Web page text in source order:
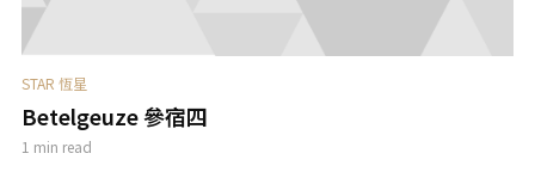
STAR 恆星
Betelgeuze 參宿四
1 min read